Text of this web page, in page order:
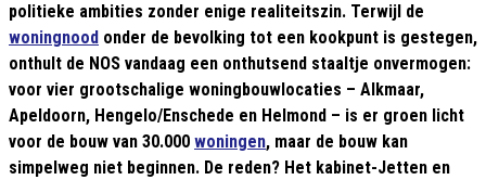
politieke ambities zonder enige realiteitszin. Terwijl de
woningnood onder de bevolking tot een kookpunt is gestegen,
onthult de NOS vandaag een onthutsend staaltje onvermogen:
voor vier grootschalige woningbouwlocaties – Alkmaar,
Apeldoorn, Hengelo/Enschede en Helmond – is er groen licht
voor de bouw van 30.000 woningen, maar de bouw kan
simpelweg niet beginnen. De reden? Het kabinet-Jetten en